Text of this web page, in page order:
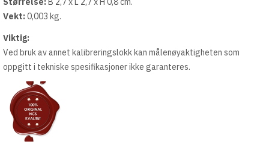
Vekt:0,003 kg.
Viktig:
Ved bruk av annet kalibreringslokk kan målenøyaktigheten som
oppgitt i tekniske spesifikasjoner ikke garanteres.